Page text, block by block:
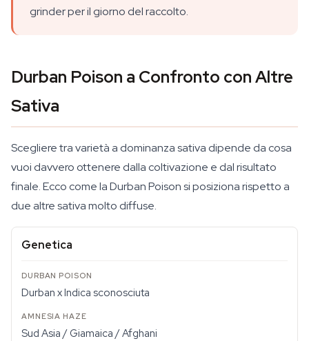
grinder per il giorno del raccolto.
Durban Poison a Confronto con Altre
Sativa
Scegliere tra varietà a dominanza sativa dipende da cosa
vuoi davvero ottenere dalla coltivazione e dal risultato
finale. Ecco come la Durban Poison si posiziona rispetto a
due altre sativa molto diffuse.
Genetica
Durban x Indica sconosciuta
Sud Asia / Giamaica / Afghani